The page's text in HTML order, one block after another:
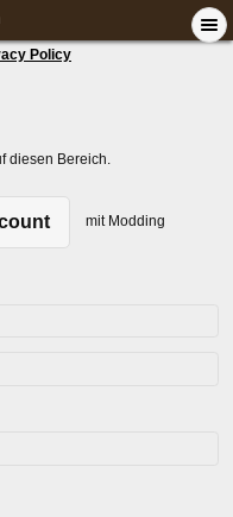
Policy
diesen Bereich.
mit Modding